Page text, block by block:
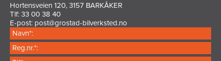
Hortensveien 120, 3157 BARKÅKER
Tlf: 33 00 38 40
E-post: post@grostad-bilverksted.no